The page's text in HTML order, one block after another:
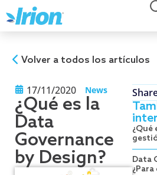
al
contenido
Volver a todos los artículos
17/11/2020 News
¿Qué es la
Data
Governance
by Design?
¿Qué
Data
¿Para